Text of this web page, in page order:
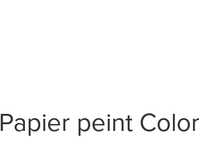
Papier peint